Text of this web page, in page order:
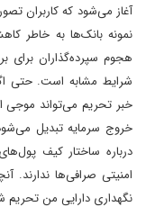
آغاز می‌شود که کاربران
نمونه بانک‌ها به خاطر
هجوم سپرده‌گذاران برای
شرایط مشابه است. حتی
خبر تحریم می‌تواند موجی
خروج سرمایه تبدیل
درباره ساختار کیف
امنیتی صرافی‌ها ندارند.
نگهداری دارایی من